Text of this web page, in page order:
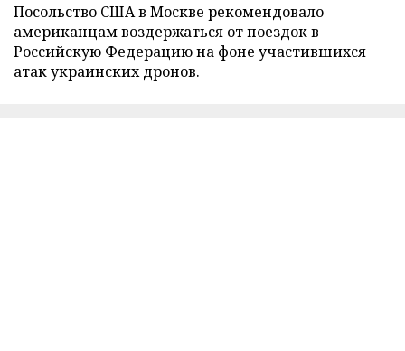
Посольство США в Москве рекомендовало
американцам воздержаться от поездок в
Российскую Федерацию на фоне участившихся
атак украинских дронов.